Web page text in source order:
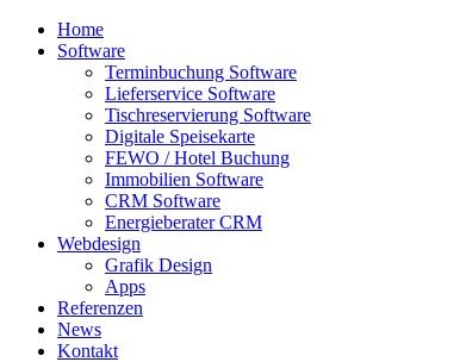
Home
Software
Terminbuchung Software
Lieferservice Software
Tischreservierung Software
Digitale Speisekarte
FEWO / Hotel Buchung
Immobilien Software
CRM Software
Energieberater CRM
Webdesign
Grafik Design
Apps
Referenzen
News
Kontakt